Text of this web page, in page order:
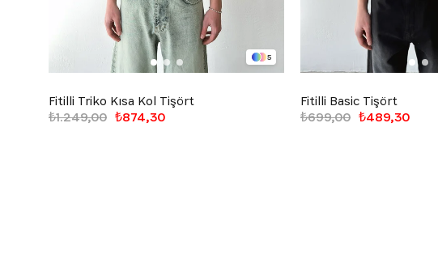
5
Fitilli Triko Kısa Kol Tişört
₺874,30
₺1.249,00
Fitilli Basic Tişört
₺489,30
₺699,00